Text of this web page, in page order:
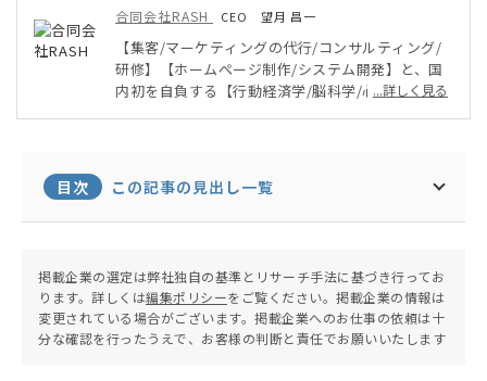
合同会社RASH CEO 望月 昌一
【集客/マーケティングの代行/コンサルティング/
研修】【ホームページ制作/システム開発】と、国
内初を自負する【行動経済学/脳科学/心理学の理論
...詳しく見る
目次 この記事の見出し一覧
掲載企業の選定は弊社独自の基準とリサーチ手法に基づき行ってお
ります。詳しくは編集ポリシーをご覧ください。掲載企業の情報は
変更されている場合がございます。掲載企業へのお仕事の依頼は十
分な確認を行ったうえで、お客様の判断と責任でお願いいたします